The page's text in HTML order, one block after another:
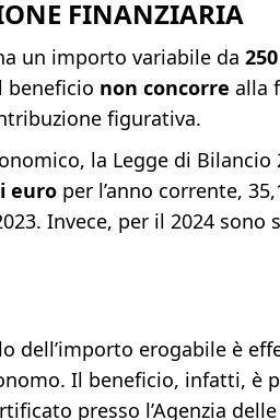
FINANZIARIA
un importo variabile da
beneficio non concorre alla
figurativa.
la Legge di
europer l’anno corrente,
Invece, per il 2024 sono
dell’importo erogabile è
Il beneficio, infatti, è
presso l’Agenzia